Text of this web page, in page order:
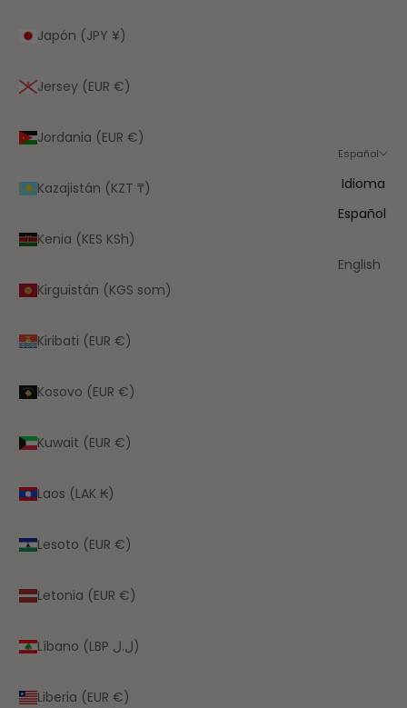
Japón (JPY ¥)
Jersey (EUR €)
Jordania (EUR €)
Kazajistán (KZT ₸)
Kenia (KES KSh)
Kirguistán (KGS som)
Kiribati (EUR €)
Kosovo (EUR €)
Kuwait (EUR €)
Laos (LAK ₭)
Lesoto (EUR €)
Letonia (EUR €)
Líbano (LBP ل.ل)
Liberia (EUR €)
Español
Idioma
Español
English